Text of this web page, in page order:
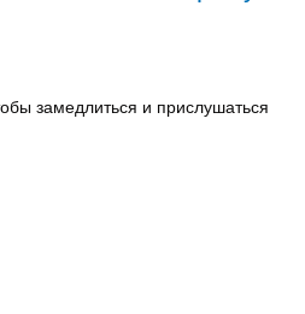
замедлиться и прислушаться